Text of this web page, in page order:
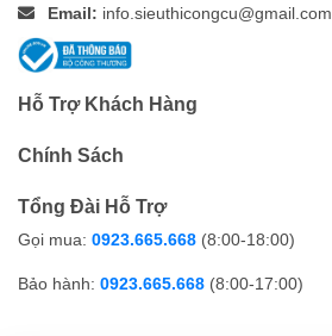
Email: info.sieuthicongcu@gmail.com
Hỗ Trợ Khách Hàng
Chính Sách
Tổng Đài Hỗ Trợ
Gọi mua: 0923.665.668 (8:00-18:00)
Bảo hành: 0923.665.668 (8:00-17:00)